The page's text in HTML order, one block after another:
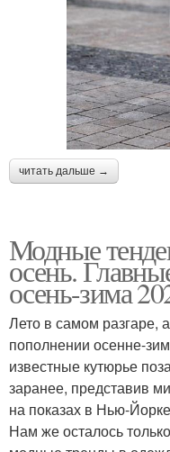
читать дальше →
Модные
осень.
осень-зима
Лето в самом
пополнении осенне-
известные кутюрье
заранее, представив
на показах в Нью-
Нам же осталось